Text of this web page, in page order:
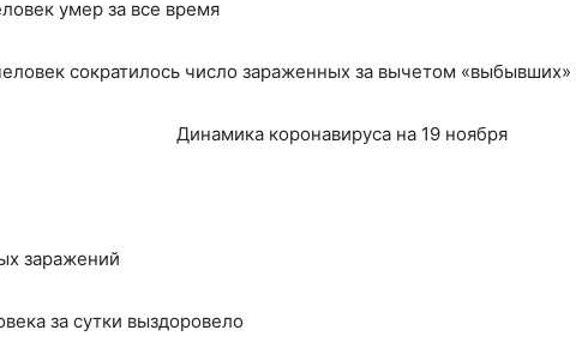
умер за все время
сократилось число зараженных за вычетом «выбывших»
заражений
за сутки выздоровело